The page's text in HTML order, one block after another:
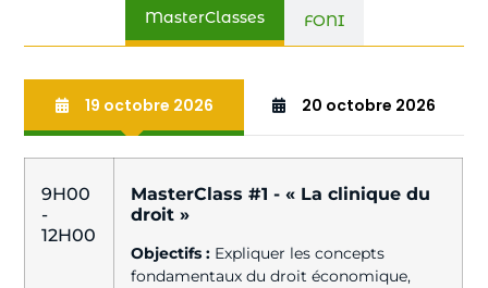
MasterClasses FONI
19 octobre 2026 20 octobre 2026
9H00
-
12H00
MasterClass #1 - « La clinique du
droit »
Objectifs : Expliquer les concepts
fondamentaux du droit économique,